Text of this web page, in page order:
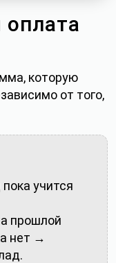
которую
от того,
учится
прошлой
нет →